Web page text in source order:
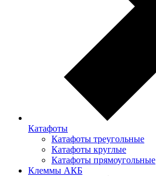
Катафоты
Катафоты треугольные
Катафоты круглые
Катафоты прямоугольные
Клеммы АКБ